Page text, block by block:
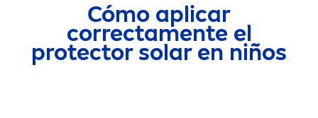
Cómo aplicar
correctamente el
protector solar en niños